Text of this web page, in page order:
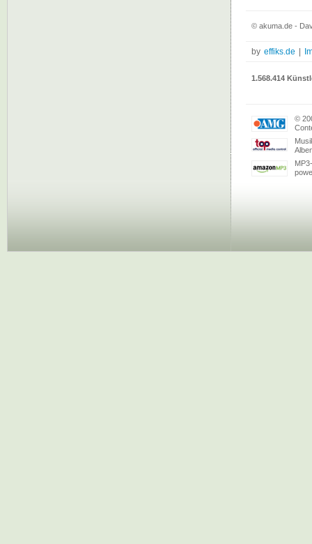
© akuma.de -
by effiks.de
1.568.414
©